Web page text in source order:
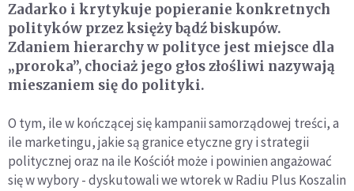
Zadarko i krytykuje popieranie konkretnych
polityków przez księży bądź biskupów.
Zdaniem hierarchy w polityce jest miejsce dla
„proroka”, chociaż jego głos złośliwi nazywają
mieszaniem się do polityki.
O tym, ile w kończącej się kampanii samorządowej treści, a
ile marketingu, jakie są granice etyczne gry i strategii
politycznej oraz na ile Kościół może i powinien angażować
się w wybory - dyskutowali we wtorek w Radiu Plus Koszalin